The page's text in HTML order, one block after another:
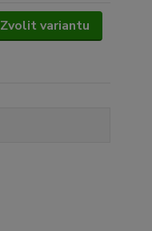
Zvolit variantu